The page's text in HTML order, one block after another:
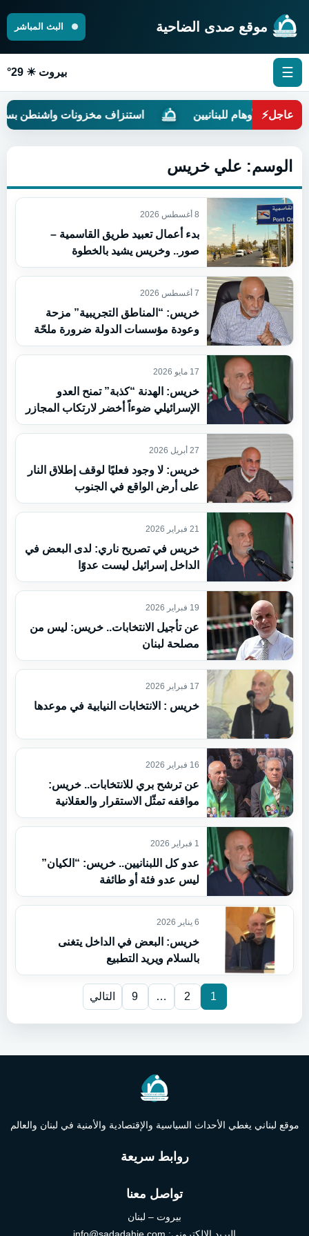
موقع صدى الضاحية البث المباشر
☰ بيروت ☀ 29°
عاجل⚡
الأوهام للبنانيين استنزاف مخزونات واشنطن بسبب
الوسم: علي خريس
8 أغسطس 2026
بدء أعمال تعبيد طريق القاسمية –
صور.. وخريس يشيد بالخطوة
7 أغسطس 2026
خريس: “المناطق التجريبية” مزحة
وعودة مؤسسات الدولة ضرورة ملحّة
17 مايو 2026
خريس: الهدنة “كذبة” تمنح العدو
الإسرائيلي ضوءاً أخضر لارتكاب المجازر
27 أبريل 2026
خريس: لا وجود فعليًا لوقف إطلاق النار
على أرض الواقع في الجنوب
21 فبراير 2026
خريس في تصريح ناري: لدى البعض في
الداخل إسرائيل ليست عدوًا
19 فبراير 2026
عن تأجيل الانتخابات.. خريس: ليس من
مصلحة لبنان
17 فبراير 2026
خريس : الانتخابات النيابية في موعدها
16 فبراير 2026
عن ترشح بري للانتخابات.. خريس:
مواقفه تمثّل الاستقرار والعقلانية
1 فبراير 2026
عدو كل اللبنانيين.. خريس: “الكيان”
ليس عدو فئة أو طائفة
6 يناير 2026
خريس: البعض في الداخل يتغنى
بالسلام ويريد التطبيع
1
2
…
9 التالي
موقع لبناني يغطي الأحداث السياسية والإقتصادية والأمنية في لبنان والعالم
روابط سريعة
تواصل معنا
بيروت – لبنان